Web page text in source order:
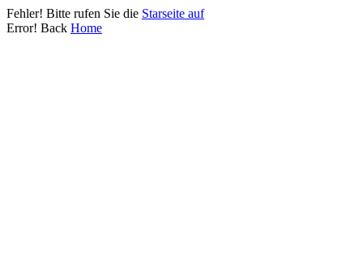
Fehler! Bitte rufen Sie die Starseite auf
Error! Back Home